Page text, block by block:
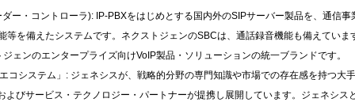
ー・コントローラ): IP-PBXをはじめとする国内外のSIPサーバー製品を、通信
等を備えたシステムです。ネクストジェンのSBCは、通話録音機能も備えていま
ェンのエンタープライズ向けVoIP製品・ソリューションの統一ブランドです。
コシステム」: ジェネシスが、戦略的分野の専門知識や市場での存在感を持つ大
びサービス・テクノロジー・パートナーが提携し展開しています。ジェネシ